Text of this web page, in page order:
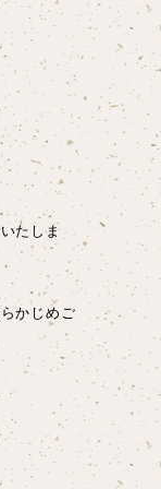
たしま
かじめご